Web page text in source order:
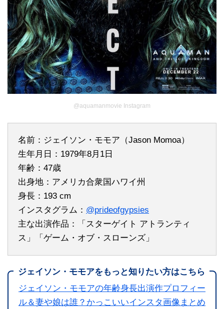
@aquamanmovie Instagram
名前：ジェイソン・モモア（Jason Momoa）
生年月日：1979年8月1日
年齢：47歳
出身地：アメリカ合衆国ハワイ州
身長：193 cm
インスタグラム： @prideofgypsies
主な出演作品：「スターゲイト アトランティ
ス」「ゲーム・オブ・スローンズ」
ジェイソン・モモアをもっと知りたい方はこちら
ジェイソン・モモアの年齢身長出演作プロフィー
ル＆妻や娘は誰？かっこいいインスタ画像まとめ